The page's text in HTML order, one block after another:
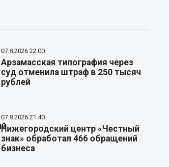
07.8.2026 22:00
Арзамасская типография через
суд отменила штраф в 250 тысяч
рублей
07.8.2026 21:40
Нижегородский центр «Честный
знак» обработал 466 обращений
бизнеса